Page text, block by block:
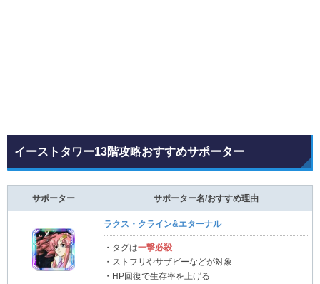
イーストタワー13階攻略おすすめサポーター
サポーター サポーター名/おすすめ理由
ラクス・クライン&エターナル
・タグは一撃必殺
・ストフリやサザビーなどが対象
・HP回復で生存率を上げる